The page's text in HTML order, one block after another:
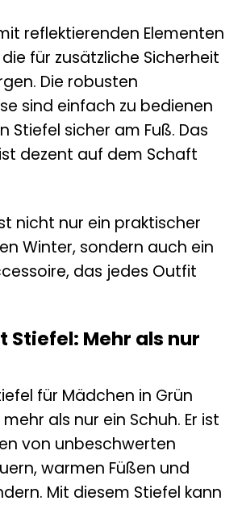
reflektierenden Elementen
für zusätzliche Sicherheit
Die robusten
sind einfach zu bedienen
Stiefel sicher am Fuß. Das
dezent auf dem Schaft
nicht nur ein praktischer
Winter, sondern auch ein
das jedes Outfit
Stiefel: Mehr als nur
für Mädchen in Grün
als nur ein Schuh. Er ist
von unbeschwerten
warmen Füßen und
Mit diesem Stiefel kann